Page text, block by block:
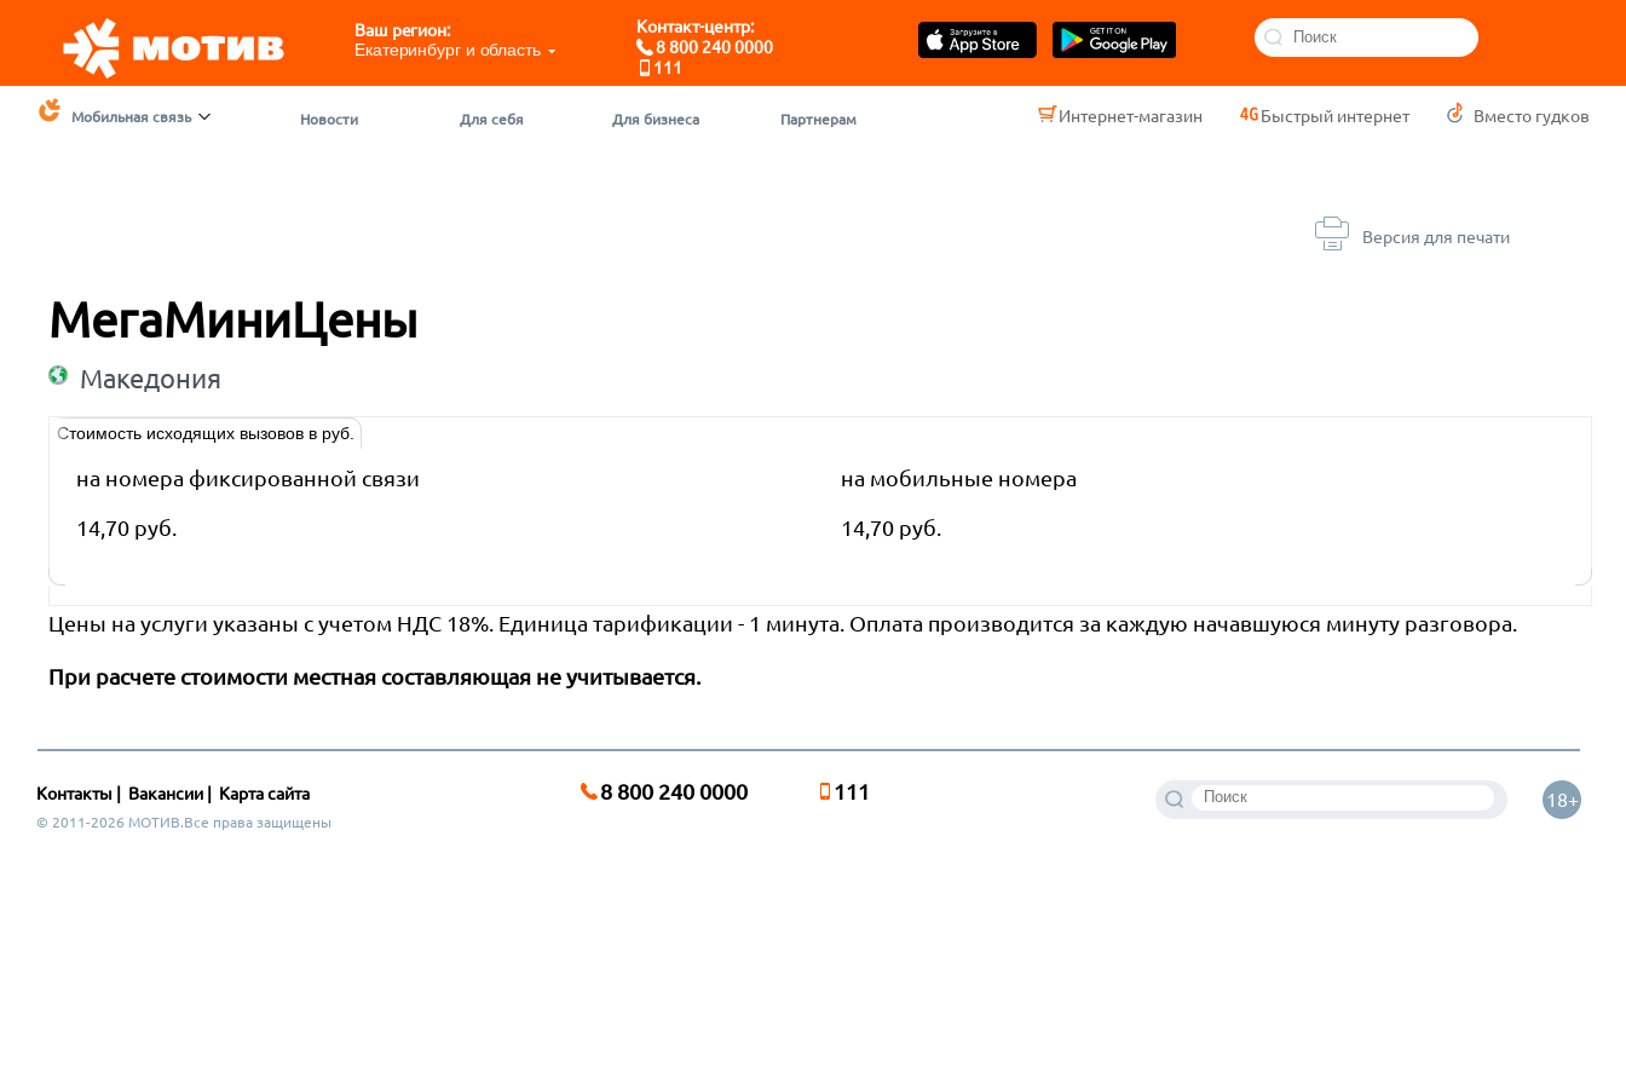
Ваш регион:
Екатеринбург и область
Контакт-центр:
8 800 240 0000
111
Интернет-магазин Быстрый интернет Вместо гудков
Мобильная связь Новости Для себя Для бизнеса Партнерам
Версия для печати
МегаМиниЦены
Македония
Стоимость исходящих вызовов в руб.
на номера фиксированной связи на мобильные номера
14,70 руб. 14,70 руб.
Цены на услуги указаны с учетом НДС 18%. Единица тарификации - 1 минута. Оплата производится за каждую начавшуюся минуту разговора.
При расчете стоимости местная составляющая не учитывается.
Контакты Вакансии Карта сайта 8 800 240 0000 111 18+
© 2011-2026 МОТИВ.Все права защищены